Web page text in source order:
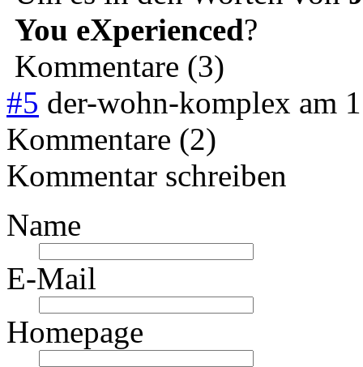
You eXperienced?
Kommentare (3)
#5 der-wohn-komplex am
Kommentare (2)
Kommentar schreiben
Name
E-Mail
Homepage